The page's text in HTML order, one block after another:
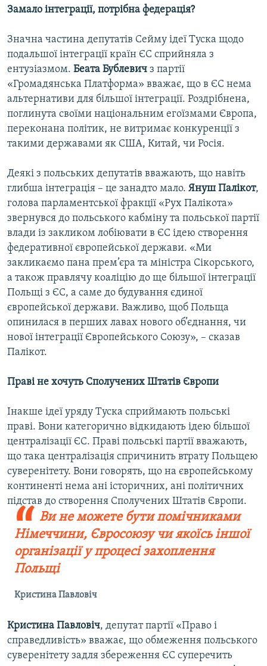
Замало інтеграції, потрібна федерація?
Значна частина депутатів Сейму ідеї Туска щодо
подальшої інтеграції країн ЄС сприйняла з
ентузіазмом. Беата Бублевич з партії
«Громадянська Платформа» вважає, що в ЄС нема
альтернативи для більшої інтеграції. Роздрібнена,
поглинута своїми національним егоїзмами Європа,
переконана політик, не витримає конкуренції з
такими державами як США, Китай, чи Росія.
Деякі з польських депутатів вважають, що навіть
глибша інтеграція – це занадто мало. Януш Палікот,
голова парламентської фракції «Рух Палікота»
звернувся до польського кабміну та польської партії
влади із закликом лобіювати в ЄС ідею створення
федеративної європейської держави. «Ми
закликаємо пана прем’єра та міністра Сікорського,
а також правлячу коаліцію до ще більшої інтеграції
Польщі з ЄС, а саме до будування єдиної
європейської держави. Важливо, щоб Польща
опинилася в перших лавах нового об’єднання, чи
нової інтеграції Європейського Союзу», – сказав
Палікот.
Праві не хочуть Сполучених Штатів Європи
Інакше ідеї уряду Туска сприймають польські
праві. Вони категорично відкидають ідею більшої
централізації ЄС. Праві польські партії вважають,
що така централізація спричинить втрату Польщею
суверенітету. Вони говорять, що на європейському
континенті нема ані історичних, ані політичних
підстав до створення Сполучених Штатів Європи.
Ви не можете бути помічниками
Німеччини, Євросоюзу чи якоїсь іншої
організації у процесі захоплення
Польщі
Кристина Павловіч
Кристина Павловіч, депутат партії «Право і
справедливість» вважає, що обмеження польського
суверенітету задля збереження ЄС суперечить